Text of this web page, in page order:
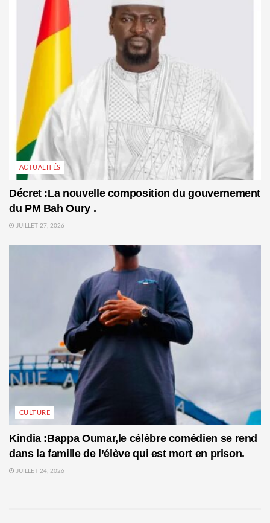
ACTUALITÉS
Décret :La nouvelle composition du gouvernement
du PM Bah Oury .
JUILLET 27, 2026
CULTURE
Kindia :Bappa Oumar,le célèbre comédien se rend
dans la famille de l’élève qui est mort en prison.
JUILLET 24, 2026